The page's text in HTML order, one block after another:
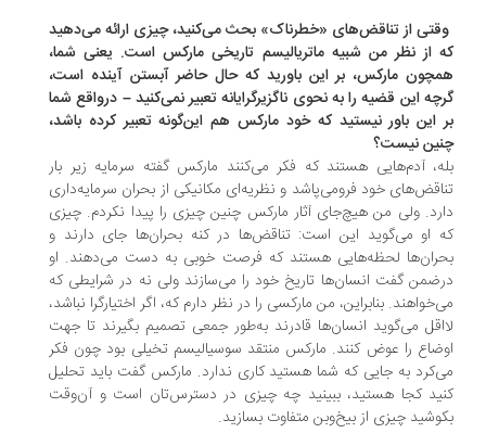
از تناقض‌های «خطرناک» بحث می‌کنید، چیزی ارائه می‌دهید
از نظر من شبیه ماتریالیسم تاریخی مارکس است. یعنی شما،
مارکس، بر این باورید که حال حاضر آبستن آینده است،
این قضیه را به نحوی ناگزیرگرایانه تعبیر نمی‌کنید – درواقع شما
این باور نیستید که خود مارکس هم این‌گونه تعبیر کرده باشد،
نیست؟
آدم‌هایی هستند که فکر می‌کنند مارکس گفته سرمایه زیر بار
خود فرومی‌پاشد و نظریه‌ای مکانیکی از بحران سرمایه‌داری
ولی من هیچ‌جای آثار مارکس چنین چیزی را پیدا نکردم. چیزی
او می‌گوید این است: تناقض‌ها در کنه بحران‌ها جای دارند و
لحظه‌هایی هستند که فرصت خوبی به دست می‌دهند. او
گفت انسان‌ها تاریخ خود را می‌سازند ولی نه در شرایطی که
بنابراین، من مارکسی را در نظر دارم که، اگر اختیارگرا نباشد،
می‌گوید انسان‌ها قادرند به‌طور جمعی تصمیم بگیرند تا جهت
را عوض کنند. مارکس منتقد سوسیالیسم تخیلی بود چون فکر
به جایی که شما هستید کاری ندارد. مارکس گفت باید تحلیل
کجا هستید، ببینید چه چیزی در دسترس‌تان است و آن‌وقت
چیزی از بیخ‌و‌بن متفاوت بسازید.